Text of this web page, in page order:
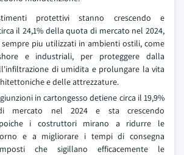
protettivi stanno crescendo e
il 24,1% della quota di mercato nel 2024,
sempre piu utilizzati in ambienti ostili, come
e industriali, per proteggere dalla
di umidita e prolungare la vita
e delle attrezzature.
in cartongesso detiene circa il 19,9%
mercato nel 2024 e sta crescendo
i costruttori mirano a ridurre le
e a migliorare i tempi di consegna
che sigillano efficacemente le